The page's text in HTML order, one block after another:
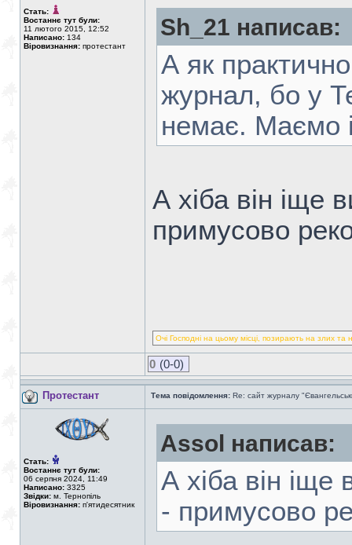
Стать:
Востаннє тут були:
11 лютого 2015, 12:52
Написано: 134
Віровизнання: протестант
Sh_21 написав:
А як
журнал, бо у
немає. Маємо
А хіба він іще
примусово
Очі Господні на цьому місці, позирають на злих та
0 (0-0)
Протестант Тема повідомлення: Re: сайт журналу
Стать:
Востаннє тут були:
06 серпня 2024, 11:49
Написано: 3325
Звідки: м. Тернопіль
Віровизнання: п'ятидесятник
Assol написав:
А хіба він іще
- примусово